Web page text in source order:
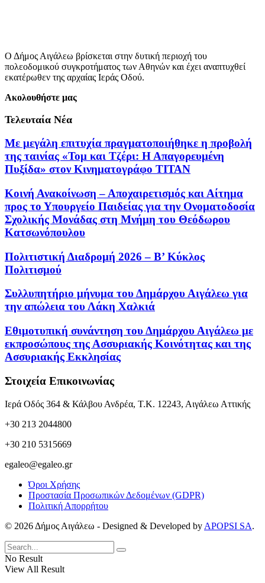
Ο Δήμος Αιγάλεω βρίσκεται στην δυτική περιοχή του
πολεοδομικού συγκροτήματος των Αθηνών και έχει αναπτυχθεί
εκατέρωθεν της αρχαίας Ιεράς Οδού.
Ακολουθήστε μας
Τελευταία Νέα
Με μεγάλη επιτυχία πραγματοποιήθηκε η προβολή
της ταινίας «Τομ και Τζέρι: Η Απαγορευμένη
Πυξίδα» στον Κινηματογράφο ΤΙΤΑΝ
Κοινή Ανακοίνωση – Αποχαιρετισμός και Αίτημα
προς το Υπουργείο Παιδείας για την Ονοματοδοσία
Σχολικής Μονάδας στη Μνήμη του Θεόδωρου
Κατσωνόπουλου
Πολιτιστική Διαδρομή 2026 – Β’ Κύκλος
Πολιτισμού
Συλλυπητήριο μήνυμα του Δημάρχου Αιγάλεω για
την απώλεια του Λάκη Χαλκιά
Εθιμοτυπική συνάντηση του Δημάρχου Αιγάλεω με
εκπροσώπους της Ασσυριακής Κοινότητας και της
Ασσυριακής Εκκλησίας
Στοιχεία Επικοινωνίας
Ιερά Οδός 364 & Κάλβου Ανδρέα, Τ.Κ. 12243, Αιγάλεω Αττικής
+30 213 2044800
+30 210 5315669
egaleo@egaleo.gr
Όροι Χρήσης
Προστασία Προσωπικών Δεδομένων (GDPR)
Πολιτική Απορρήτου
© 2026 Δήμος Αιγάλεω - Designed & Developed by APOPSI SA.
No Result
View All Result